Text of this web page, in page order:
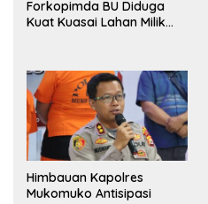
Forkopimda BU Diduga
Kuat Kuasai Lahan Milik
Himbauan Kapolres
Mukomuko Antisipasi